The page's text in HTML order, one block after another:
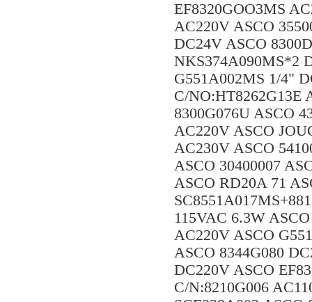
EF8320GOO3MS
AC220V ASCO
DC24V ASCO
NKS374A090MS*2
G551A002MS 1/4"
C/NO:HT8262G13E
8300G076U ASCO
AC220V ASCO
AC230V ASCO
ASCO 30400007
ASCO RD20A 71
115VAC 6.3W
AC220V ASCO
ASCO 8344G080
DC220V ASCO
C/N:8210G006